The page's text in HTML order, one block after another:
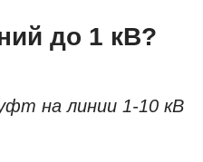
до 1 кВ?
на линии 1-10 кВ